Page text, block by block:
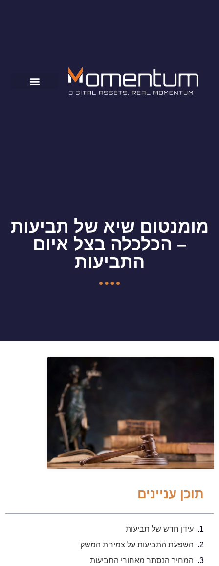
מומנטום שיא של תביעות
– הכלכלה בצל איום
התביעות
תוכן עניינים
עידן חדש של תביעות
השפעת התביעות על צמיחת המשק
המחיר הנסתר מאחורי התביעות